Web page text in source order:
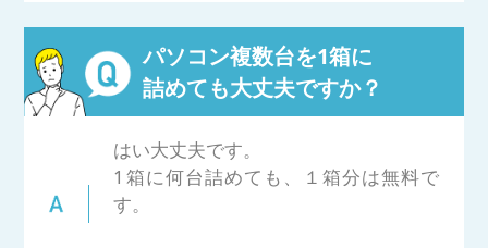
パソコン複数台を1箱に
詰めても大丈夫ですか？
はい大丈夫です。
1箱に何台詰めても、１箱分は無料で
す。